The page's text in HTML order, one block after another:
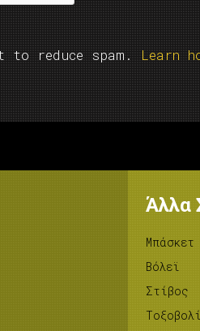
to reduce spam. Learn
Άλλα
Μπάσκετ
Βόλεϊ
Στίβος